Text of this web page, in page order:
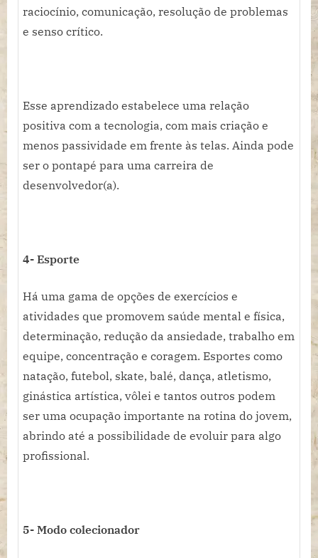
raciocínio, comunicação, resolução de problemas
e senso crítico.
Esse aprendizado estabelece uma relação
positiva com a tecnologia, com mais criação e
menos passividade em frente às telas. Ainda pode
ser o pontapé para uma carreira de
desenvolvedor(a).
4- Esporte
Há uma gama de opções de exercícios e
atividades que promovem saúde mental e física,
determinação, redução da ansiedade, trabalho em
equipe, concentração e coragem. Esportes como
natação, futebol, skate, balé, dança, atletismo,
ginástica artística, vôlei e tantos outros podem
ser uma ocupação importante na rotina do jovem,
abrindo até a possibilidade de evoluir para algo
profissional.
5- Modo colecionador